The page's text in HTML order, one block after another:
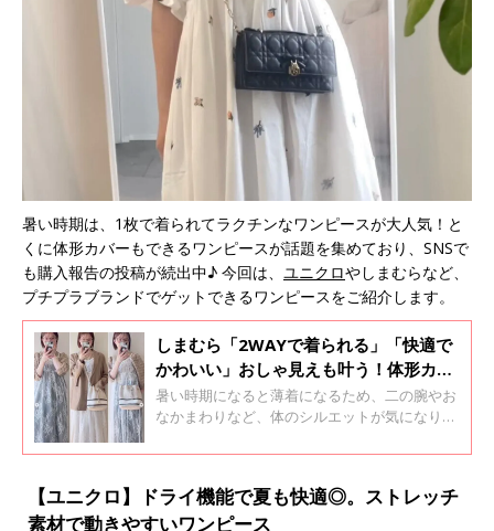
暑い時期は、1枚で着られてラクチンなワンピースが大人気！と
くに体形カバーもできるワンピースが話題を集めており、SNSで
も購入報告の投稿が続出中♪ 今回は、 ユニクロやしまむらなど、
プチプラブランドでゲットできるワンピースをご紹介します。
しまむら「2WAYで着られる」「快適で
かわいい」おしゃ見えも叶う！体形カバ
ーアイテム4選
暑い時期になると薄着になるため、二の腕やお
なかまわりなど、体のシルエットが気になりが
ーもできる、しまむらのアイテムをご紹介しま
【ユニクロ】ドライ機能で夏も快適◎。ストレッチ
素材で動きやすいワンピース